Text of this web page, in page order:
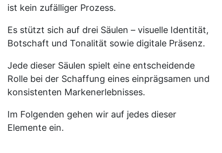
ist kein zufälliger Prozess.
Es stützt sich auf drei Säulen – visuelle Identität,
Botschaft und Tonalität sowie digitale Präsenz.
Jede dieser Säulen spielt eine entscheidende
Rolle bei der Schaffung eines einprägsamen und
konsistenten Markenerlebnisses.
Im Folgenden gehen wir auf jedes dieser
Elemente ein.